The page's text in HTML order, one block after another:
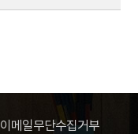
이메일무단수집거부